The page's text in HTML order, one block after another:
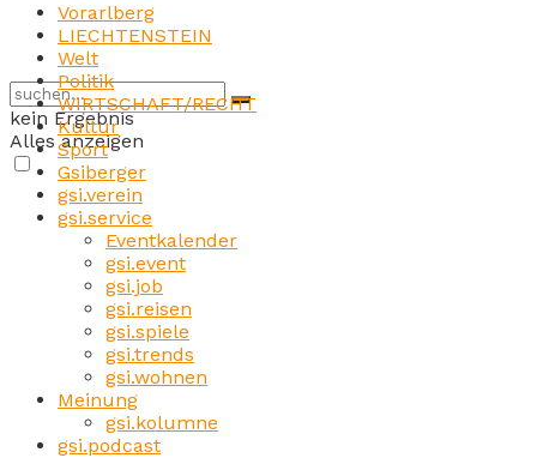
kein Ergebnis
Alles anzeigen
Vorarlberg
LIECHTENSTEIN
Welt
Politik
WIRTSCHAFT/RECHT
Kultur
Sport
Gsiberger
gsi.verein
gsi.service
Eventkalender
gsi.event
gsi.job
gsi.reisen
gsi.spiele
gsi.trends
gsi.wohnen
Meinung
gsi.kolumne
gsi.podcast